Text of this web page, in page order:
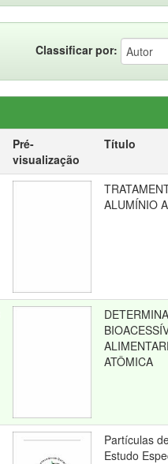
Classificar por:
Pré-
visualização
Título
ALUMÍNIO
ATÔMICA
Partículas
Estudo